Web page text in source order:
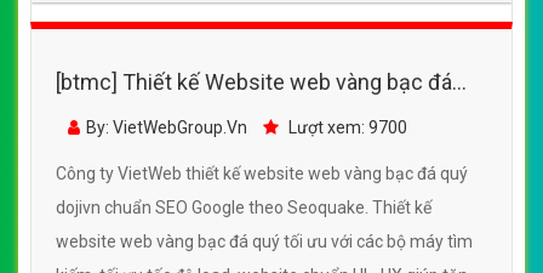
[btmc] Thiết kế Website web vàng bạc đá
quý - dojivn
By: VietWebGroup.Vn Lượt xem: 9700
Công ty VietWeb thiết kế website web vàng bạc đá quý
dojivn chuẩn SEO Google theo Seoquake. Thiết kế
website web vàng bạc đá quý tối ưu với các bộ máy tìm